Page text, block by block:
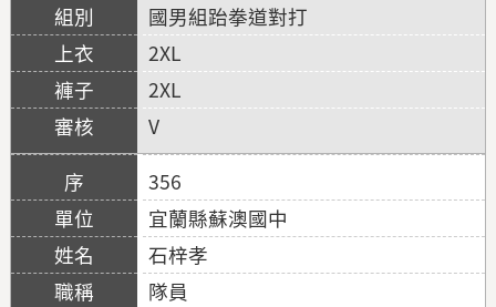
國男組跆拳道對打
2XL
2XL
V
356
宜蘭縣蘇澳國中
石梓孝
隊員